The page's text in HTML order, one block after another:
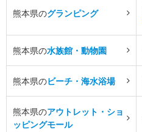
熊本県のグランピング
熊本県の水族館・動物園
熊本県のビーチ・海水浴場
熊本県のアウトレット・ショ
ッピングモール